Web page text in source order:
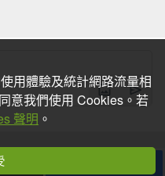
用體驗及統計網路流量相
意我們使用 Cookies。若
聲明 。